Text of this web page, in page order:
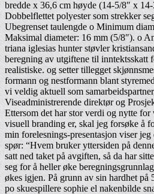
bredde x 36,6 cm høyde (14-5/8″ x 14-
Dobbelflettet polyester som strekker
Ubegrenset taulengde o Minimum
Maksimal diameter: 16 mm (5/8″). o
triana iglesias hunter støvler
beregning av utgiftene til inntektsskatt
realistiske. og setter tillegget
formann og nestformann blant
vi veldig aktuell som
Viseadministrerende direktør og
Ettersom det har stor verdi og nytte for
visuell branding er, skal jeg forsøke å
min forelesnings-presentasjon viser
spør: “Hvem bruker yttersiden på
satt ned taket på avgiften, så da har
seg for å heller øke
økes igjen. På grunn av sin hardhet
po skuespillere sophie el nakenbilde